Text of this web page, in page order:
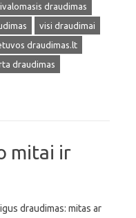
draudimas
visi draudimai
draudimas.lt
draudimas
mitai ir
draudimas: mitas ar